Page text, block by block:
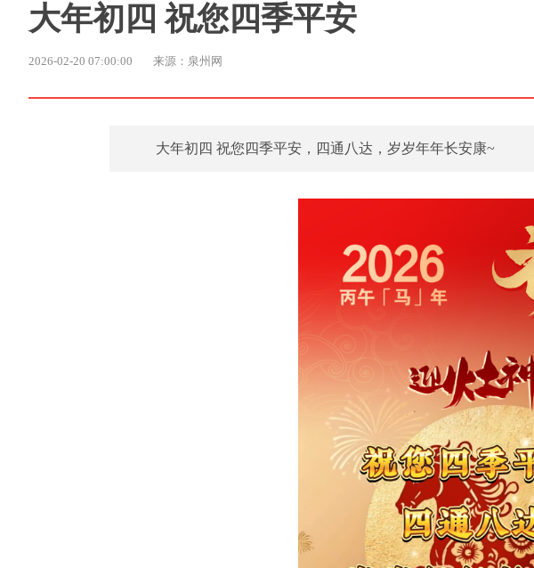
大年初四 祝您四季平安
2026-02-20 07:00:00 来源：泉州网
大年初四 祝您四季平安，四通八达，岁岁年年长安康~